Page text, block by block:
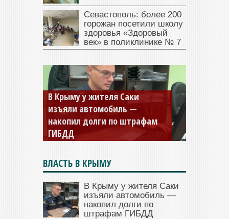
Севастополь: более 200
горожан посетили школу
здоровья «Здоровый
век» в поликлинике № 7
Севастопольская компания
заплатила 877 тысяч рублей
долга — арестовали счета
ВЛАСТЬ В КРЫМУ
В Крыму у жителя Саки
изъяли автомобиль —
накопил долги по
штрафам ГИБДД